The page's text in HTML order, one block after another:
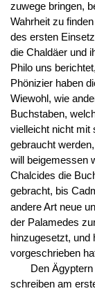
zuwege bringen,
Wahrheit zu
des ersten
die Chaldäer und
Philo uns
Phönizier haben
Wiewohl, wie
Buchstaben,
vielleicht nicht mit
gebraucht
will beigemessen
Chalcides die
gebracht, bis
andere Art neue
der Palamedes
hinzugesetzt, und
vorgeschrieben
Den
schreiben am